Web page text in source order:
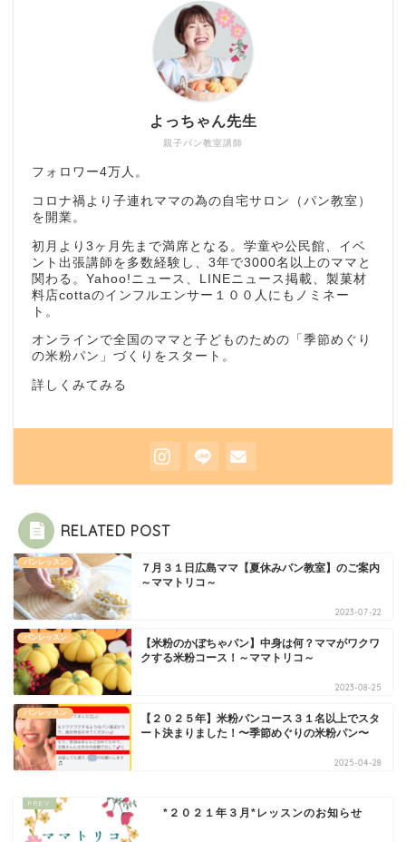
親子パン教室講師
よっちゃん先生
フォロワー4万人。
コロナ禍より子連れママの為の自宅サロン（パン教室）
を開業。
初月より3ヶ月先まで満席となる。学童や公民館、イベ
ント出張講師を多数経験し、3年で3000名以上のママと
関わる。Yahoo!ニュース、LINEニュース掲載、製菓材
料店cottaのインフルエンサー１００人にもノミネー
ト。
オンラインで全国のママと子どものための「季節めぐり
の米粉パン」づくりをスタート。
詳しくみてみる
RELATED POST
パンレッスン
７月３１日広島ママ【夏休みパン教室】のご案内
～ママトリコ～
2023-07-22
パンレッスン
【米粉のかぼちゃパン】中身は何？ママがワクワ
クする米粉コース！～ママトリコ～
2023-08-25
パンレッスン
【２０２５年】米粉パンコース３１名以上でスタ
ート決まりました！〜季節めぐりの米粉パン〜
2025-04-28
*２０２１年３月*レッスンのお知らせ